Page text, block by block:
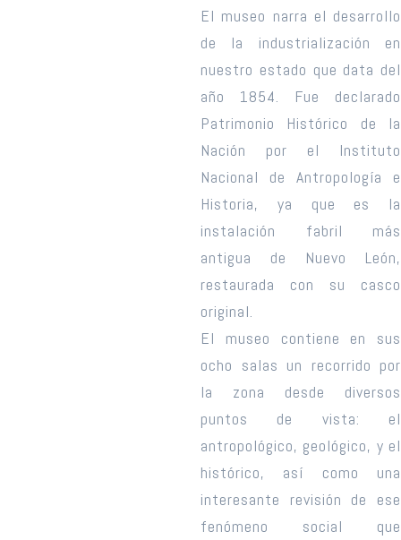
El museo narra el desarrollo
de la industrialización en
nuestro estado que data del
año 1854. Fue declarado
Patrimonio Histórico de la
Nación por el Instituto
Nacional de Antropología e
Historia, ya que es la
instalación fabril más
antigua de Nuevo León,
restaurada con su casco
original.
El museo contiene en sus
ocho salas un recorrido por
la zona desde diversos
puntos de vista: el
antropológico, geológico, y el
histórico, así como una
interesante revisión de ese
fenómeno social que